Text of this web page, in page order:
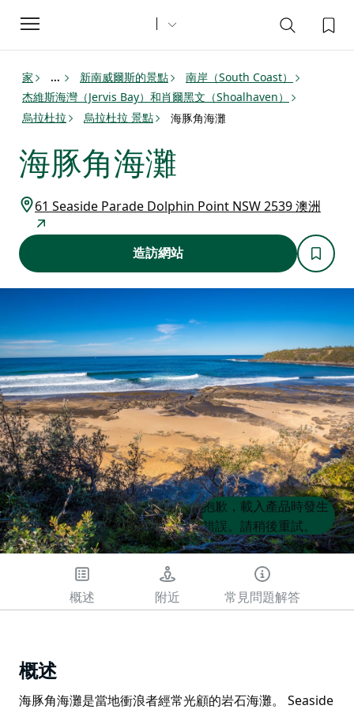
Toggle
navigation
家 ... 新南威爾斯的景點
南岸（South Coast）
杰維斯海灣（Jervis Bay）和肖爾黑文（Shoalhaven）
烏拉杜拉
烏拉杜拉 景點 海豚角海灘
海豚角海灘
61 Seaside Parade Dolphin Point NSW 2539 澳洲
造訪網站
Product
List
Product
List
抱歉，載入產品時發生
錯誤。請稍後重試。
概述 附近 常見問題解答
概述
海豚角海灘是當地衝浪者經常光顧的岩石海灘。 Seaside